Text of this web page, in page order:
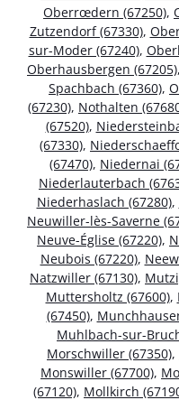
Oberrœdern (67250),
Zutzendorf (67330),
sur-Moder (67240),
Oberhausbergen (67205),
Spachbach (67360),
(67230), Nothalten
(67520),
(67330),
(67470), Niedernai
Niederlauterbach
Niederhaslach (67280),
Neuwiller-lès-Saverne
Neuve-Église (67220),
Neubois (67220),
Natzwiller (67130),
Muttersholtz (67600),
(67450),
Muhlbach-sur-
Morschwiller (67350),
Monswiller (67700),
(67120), Mollkirch